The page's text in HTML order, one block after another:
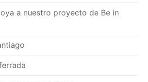
a nuestro proyecto de Be in